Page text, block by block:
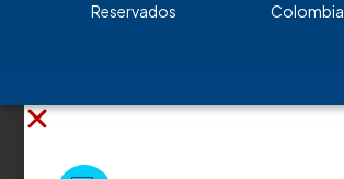
Reservados
Colombia